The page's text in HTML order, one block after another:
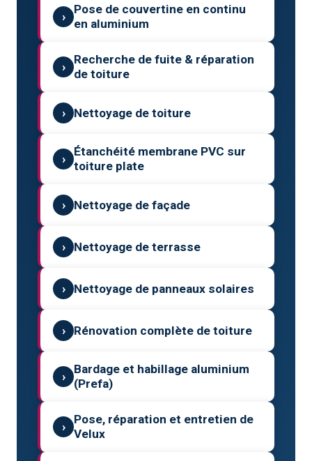
›
Pose de couvertine en continu
en aluminium
›
Recherche de fuite & réparation
de toiture
› Nettoyage de toiture
›
Étanchéité membrane PVC sur
toiture plate
› Nettoyage de façade
› Nettoyage de terrasse
› Nettoyage de panneaux solaires
› Rénovation complète de toiture
›
Bardage et habillage aluminium
(Prefa)
›
Pose, réparation et entretien de
Velux